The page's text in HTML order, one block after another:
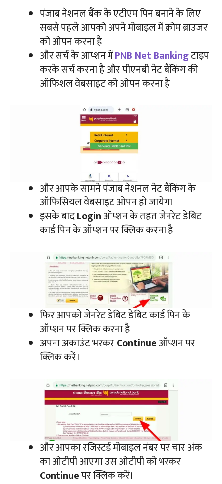
पंजाब नेशनल बैंक के एटीएम पिन बनाने के लिए
सबसे पहले आपको अपने मोबाइल में क्रोम ब्राउजर
को ओपन करना है
और सर्च के आप्शन मेंPNB Net Bankingटाइप
करके सर्च करना है और पीएनबी नेट बैंकिंग की
ऑफिशल वेबसाइट को ओपन करना है
और आपके सामने पंजाब नेशनल नेट बैंकिंग के
ऑफिसियल वेबसाइट ओपन हो जायेगा
इसके बादLoginऑप्शन के तहत जेनरेट डेबिट
कार्ड पिन के ऑप्शन पर क्लिक करना है
फिर आपको जेनरेट डेबिट डेबिट कार्ड पिन के
ऑप्शन पर क्लिक करना है
अपना अकाउंट भरकरContinueऑप्शन पर
क्लिक करें।
और आपका रजिस्टर्ड मोबाइल नंबर पर चार अंक
का ओटीपी आएगा उस ओटीपी को भरकर
Continueपर क्लिक करें।